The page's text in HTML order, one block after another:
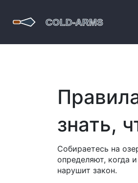
знать,
Собираетесь на
определяют, когда
нарушит закон.